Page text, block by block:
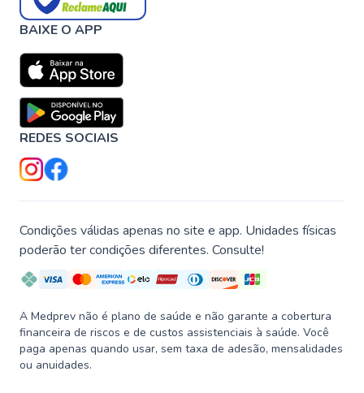
BAIXE O APP
REDES SOCIAIS
Condições válidas apenas no site e app. Unidades físicas
poderão ter condições diferentes. Consulte!
A Medprev não é plano de saúde e não garante a cobertura
financeira de riscos e de custos assistenciais à saúde. Você
paga apenas quando usar, sem taxa de adesão, mensalidades
ou anuidades.